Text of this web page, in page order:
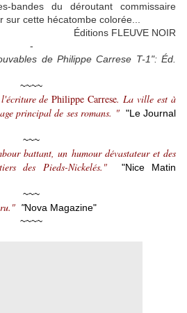
bandes du déroutant commissaire
cette hécatombe colorée...
Éditions FLEUVE NOIR
-
de Philippe Carrese T-1": Éd.
~~~~
l'écriture dePhilippe Carrese. La ville est à
principal de ses romans. " "Le Journal
~~~
battant, un humour dévastateur et des
des Pieds-Nickelés."
"Nice Matin
~~~
"Nova Magazine"
~~~~